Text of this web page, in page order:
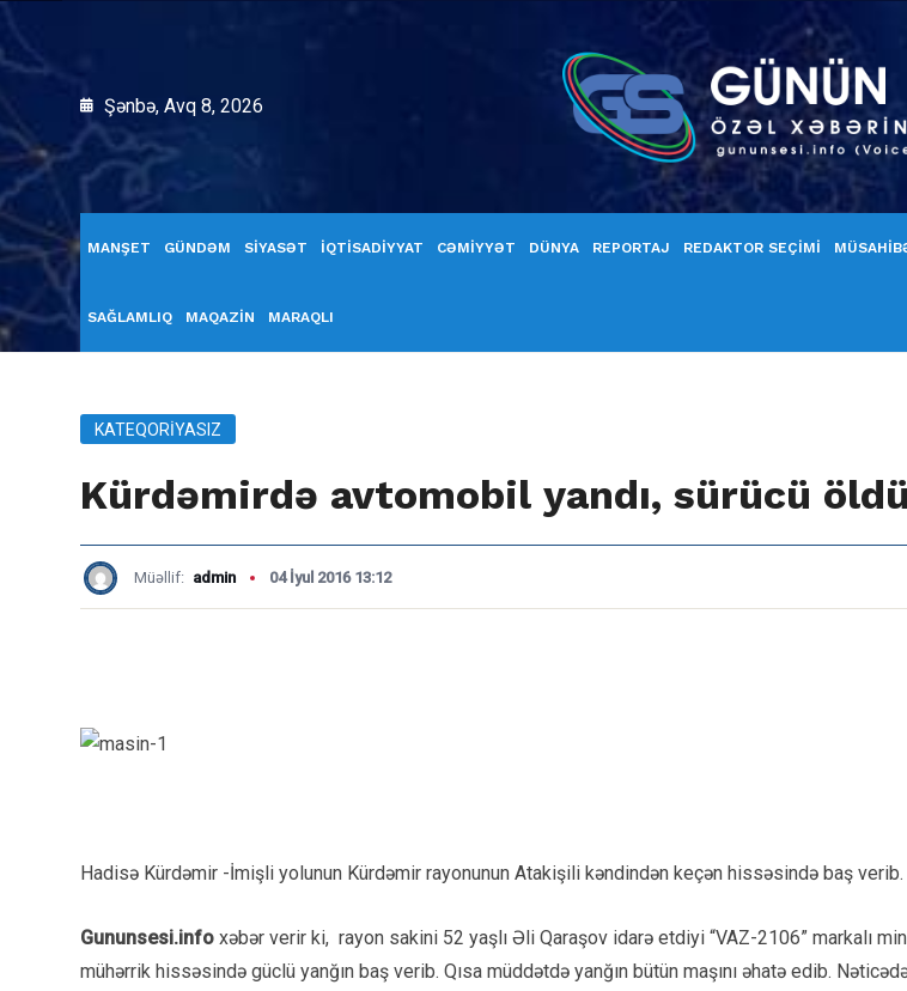
Şənbə, Avq 8, 2026
MANŞET GÜNDƏM SİYASƏT İQTİSADİYYAT CƏMİYYƏT DÜNYA REPORTAJ REDAKTOR SEÇİMİ
SAĞLAMLIQ MAQAZİN MARAQLI
KATEQORIYASIZ
Kürdəmirdə avtomobil yandı, sürücü öldü
Müəllif: admin 04 İyul 2016 13:12
Hadisə Kürdəmir -İmişli yolunun Kürdəmir rayonunun Atakişili kəndindən keçən hissəsində baş verib.
Gununsesi.info xəbər verir ki, rayon sakini 52 yaşlı Əli Qaraşov idarə etdiyi “VAZ-2106” markalı
mühərrik hissəsində güclü yanğın baş verib. Qısa müddətdə yanğın bütün maşını əhatə edib.